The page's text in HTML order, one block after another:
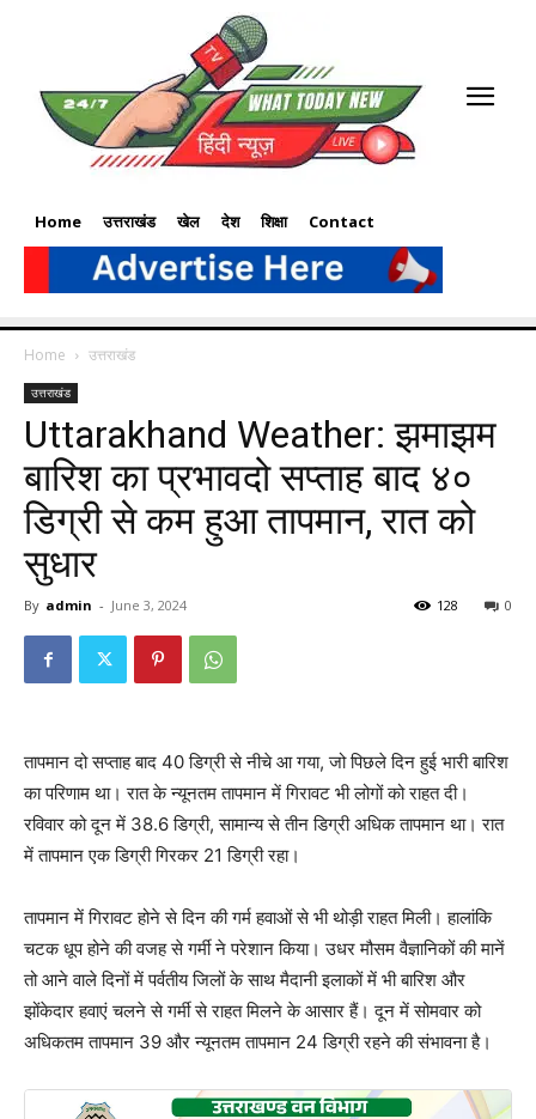
Home उत्तराखंड खेल देश शिक्षा Contact
Home उत्तराखंड
उत्तराखंड
Uttarakhand Weather: झमाझम
बारिश का प्रभावदो सप्ताह बाद ४०
डिग्री से कम हुआ तापमान, रात को
सुधार
By admin - June 3, 2024 0
128
तापमान दो सप्ताह बाद 40 डिग्री से नीचे आ गया, जो पिछले दिन हुई भारी बारिश
का परिणाम था। रात के न्यूनतम तापमान में गिरावट भी लोगों को राहत दी।
रविवार को दून में 38.6 डिग्री, सामान्य से तीन डिग्री अधिक तापमान था। रात
में तापमान एक डिग्री गिरकर 21 डिग्री रहा।
तापमान में गिरावट होने से दिन की गर्म हवाओं से भी थोड़ी राहत मिली। हालांकि
चटक धूप होने की वजह से गर्मी ने परेशान किया। उधर मौसम वैज्ञानिकों की मानें
तो आने वाले दिनों में पर्वतीय जिलों के साथ मैदानी इलाकों में भी बारिश और
झोंकेदार हवाएं चलने से गर्मी से राहत मिलने के आसार हैं। दून में सोमवार को
अधिकतम तापमान 39 और न्यूनतम तापमान 24 डिग्री रहने की संभावना है।